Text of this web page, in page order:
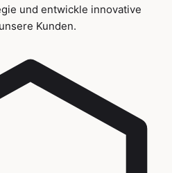
und entwickle innovative
Kunden.